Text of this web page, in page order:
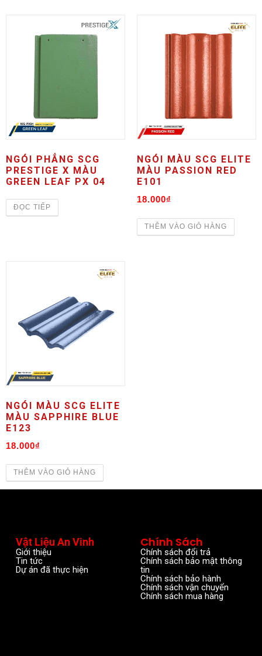
NGÓI PHẲNG SCG
PRESTIGE X MÀU
GREEN LEAF PX 04
ĐỌC TIẾP
NGÓI MÀU SCG ELITE
MÀU PASSION RED
E101
18.000₫
THÊM VÀO GIỎ HÀNG
NGÓI MÀU SCG ELITE
MÀU SAPPHIRE BLUE
E123
18.000₫
THÊM VÀO GIỎ HÀNG
Vật Liệu An Vinh
Giới thiệu
Tin tức
Dự án đã thực hiện
Chính Sách
Chính sách đổi trả
Chính sách bảo mật thông
tin
Chính sách bảo hành
Chính sách vận chuyển
Chính sách mua hàng